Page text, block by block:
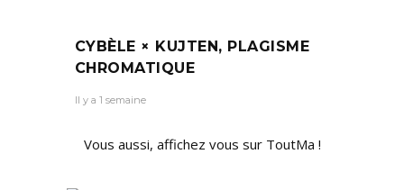
CYBÈLE × KUJTEN, PLAGISME
CHROMATIQUE
Il y a 1 semaine
Vous aussi, affichez vous sur ToutMa !